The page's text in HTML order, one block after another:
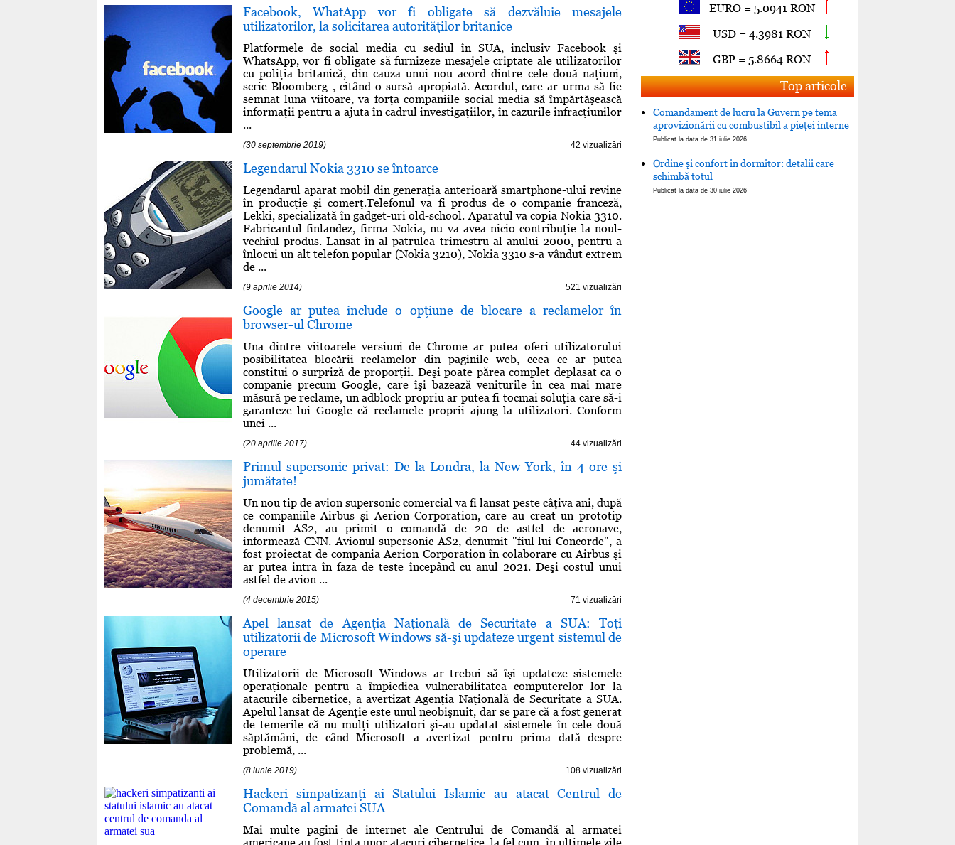
Facebook, WhatApp vor fi obligate să dezvăluie mesajele
utilizatorilor, la solicitarea autorităţilor britanice
Platformele de social media cu sediul în SUA, inclusiv Facebook şi
WhatsApp, vor fi obligate să furnizeze mesajele criptate ale utilizatorilor
cu poliţia britanică, din cauza unui nou acord dintre cele două naţiuni,
scrie Bloomberg , citând o sursă apropiată. Acordul, care ar urma să fie
semnat luna viitoare, va forţa companiile social media să împărtăşească
informaţii pentru a ajuta în cadrul investigaţiilor, în cazurile infracţiunilor
...
(30 septembrie 2019) 42 vizualizări
Legendarul Nokia 3310 se întoarce
Legendarul aparat mobil din generaţia anterioară smartphone-ului revine
în producţie şi comerţ.Telefonul va fi produs de o companie franceză,
Lekki, specializată în gadget-uri old-school. Aparatul va copia Nokia 3310.
Fabricantul finlandez, firma Nokia, nu va avea nicio contribuţie la noul-
vechiul produs. Lansat în al patrulea trimestru al anului 2000, pentru a
înlocui un alt telefon popular (Nokia 3210), Nokia 3310 s-a vândut extrem
de ...
(9 aprilie 2014) 521 vizualizări
Google ar putea include o opţiune de blocare a reclamelor în
browser-ul Chrome
Una dintre viitoarele versiuni de Chrome ar putea oferi utilizatorului
posibilitatea blocării reclamelor din paginile web, ceea ce ar putea
constitui o surpriză de proporţii. Deşi poate părea complet deplasat ca o
companie precum Google, care îşi bazează veniturile în cea mai mare
măsură pe reclame, un adblock propriu ar putea fi tocmai soluţia care să-i
garanteze lui Google că reclamele proprii ajung la utilizatori. Conform
unei ...
(20 aprilie 2017) 44 vizualizări
Primul supersonic privat: De la Londra, la New York, în 4 ore şi
jumătate!
Un nou tip de avion supersonic comercial va fi lansat peste câţiva ani, după
ce companiile Airbus şi Aerion Corporation, care au creat un prototip
denumit AS2, au primit o comandă de 20 de astfel de aeronave,
informează CNN. Avionul supersonic AS2, denumit "fiul lui Concorde", a
fost proiectat de compania Aerion Corporation în colaborare cu Airbus şi
ar putea intra în faza de teste începând cu anul 2021. Deşi costul unui
astfel de avion ...
(4 decembrie 2015) 71 vizualizări
Apel lansat de Agenţia Naţională de Securitate a SUA: Toţi
utilizatorii de Microsoft Windows să-şi updateze urgent sistemul de
operare
Utilizatorii de Microsoft Windows ar trebui să îşi updateze sistemele
operaţionale pentru a împiedica vulnerabilitatea computerelor lor la
atacurile cibernetice, a avertizat Agenţia Naţională de Securitate a SUA.
Apelul lansat de Agenţie este unul neobişnuit, dar se pare că a fost generat
de temerile că nu mulţi utilizatori şi-au updatat sistemele în cele două
săptămâni, de când Microsoft a avertizat pentru prima dată despre
problemă, ...
(8 iunie 2019) 108 vizualizări
Hackeri simpatizanţi ai Statului Islamic au atacat Centrul de
Comandă al armatei SUA
Mai multe pagini de internet ale Centrului de Comandă al armatei
americane au fost ţinta unor atacuri cibernetice, la fel cum, în ultimele zile
EURO = 5.0941 RON
USD = 4.3981 RON
GBP = 5.8664 RON
Top articole
Comandament de lucru la Guvern pe tema
aprovizionării cu combustibil a pieţei interne
Publicat la data de 31 iulie 2026
Ordine şi confort in dormitor: detalii care
schimbă totul
Publicat la data de 30 iulie 2026